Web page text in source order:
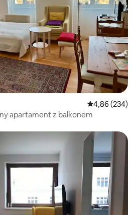
Średnia
4,86 (234)
apartament z balkonem
Wybór gości